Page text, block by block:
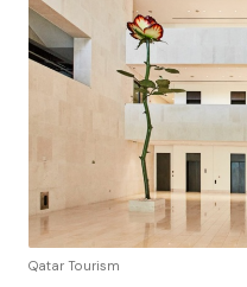
Qatar Tourism